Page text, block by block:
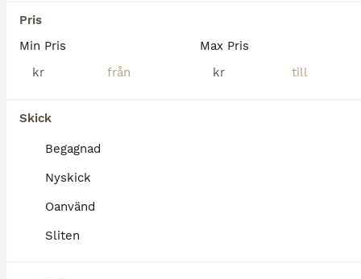
Pris
Min Pris
kr
Max Pris
kr
Skick
Begagnad
Nyskick
Oanvänd
Sliten
Fagersta